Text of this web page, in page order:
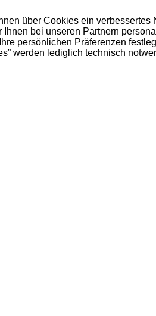
über Cookies ein
bei unseren Partnern
persönlichen Präferenzen
werden lediglich technisch